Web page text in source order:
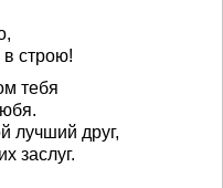
в строю!
тебя
лучший друг,
заслуг.